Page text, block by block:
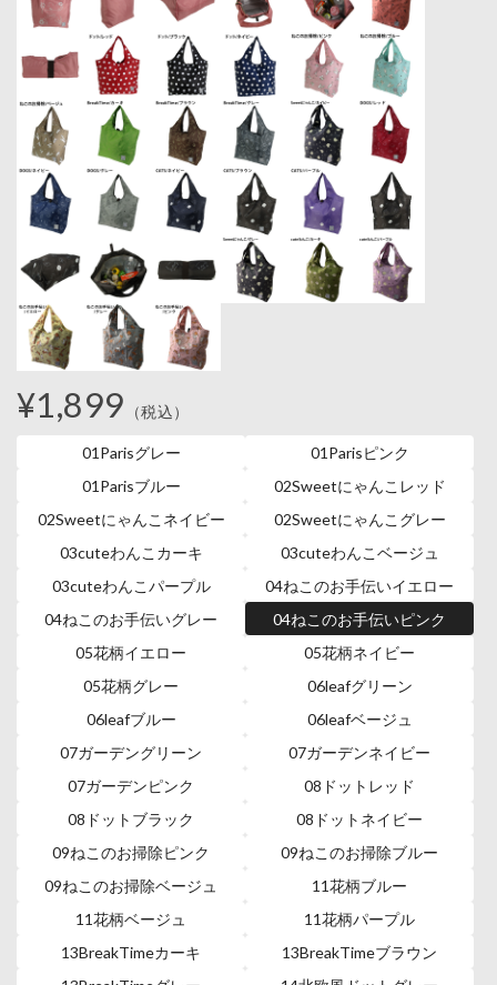
¥1,899 （税込）
01Parisグレー
01Parisピンク
01Parisブルー
02Sweetにゃんこレッド
02Sweetにゃんこネイビー
02Sweetにゃんこグレー
03cuteわんこカーキ
03cuteわんこベージュ
03cuteわんこパープル
04ねこのお手伝いイエロー
04ねこのお手伝いグレー
04ねこのお手伝いピンク
05花柄イエロー
05花柄ネイビー
05花柄グレー
06leafグリーン
06leafブルー
06leafベージュ
07ガーデングリーン
07ガーデンネイビー
07ガーデンピンク
08ドットレッド
08ドットブラック
08ドットネイビー
09ねこのお掃除ピンク
09ねこのお掃除ブルー
09ねこのお掃除ベージュ
11花柄ブルー
11花柄ベージュ
11花柄パープル
13BreakTimeカーキ
13BreakTimeブラウン